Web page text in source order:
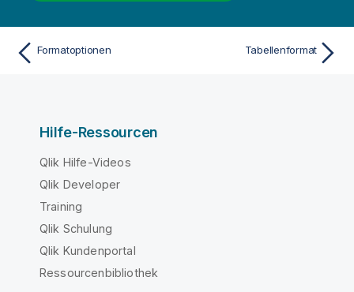
Formatoptionen Tabellenformat
Hilfe-Ressourcen
Qlik Hilfe-Videos
Qlik Developer
Training
Qlik Schulung
Qlik Kundenportal
Ressourcenbibliothek